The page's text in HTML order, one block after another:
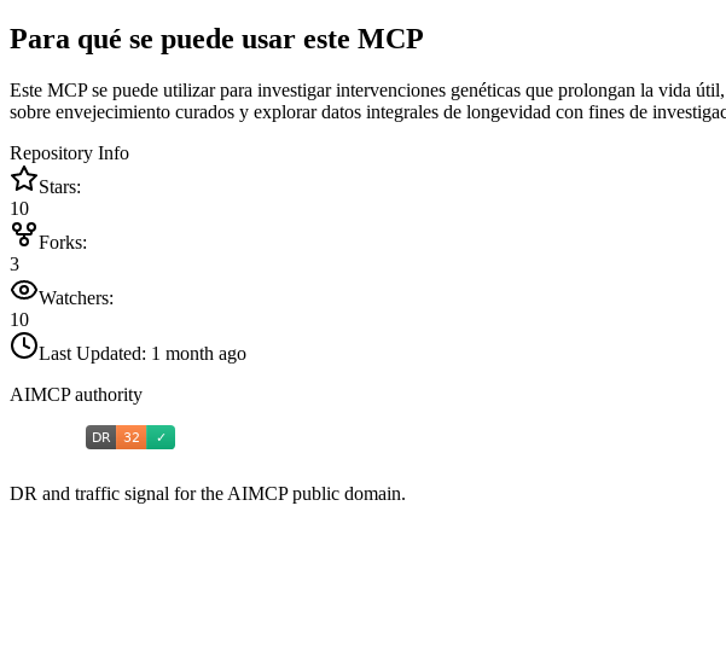
Para qué se puede usar este MCP
Este MCP se puede utilizar para investigar intervenciones genéticas que prolongan la vida
sobre envejecimiento curados y explorar datos integrales de longevidad con fines de
Repository Info
Stars:
10
Forks:
3
Watchers:
10
Last Updated: 1 month ago
AIMCP authority
DR and traffic signal for the AIMCP public domain.